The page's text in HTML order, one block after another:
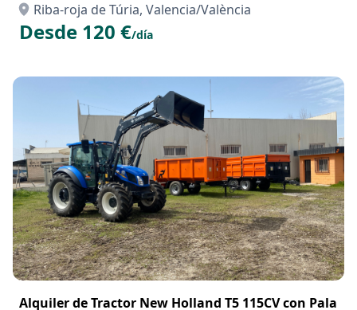
Riba-roja de Túria, Valencia/València
Desde 120 €/día
Alquiler de Tractor New Holland T5 115CV con Pala